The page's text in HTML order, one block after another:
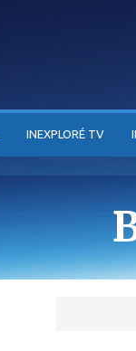
INEXPLORÉ TV